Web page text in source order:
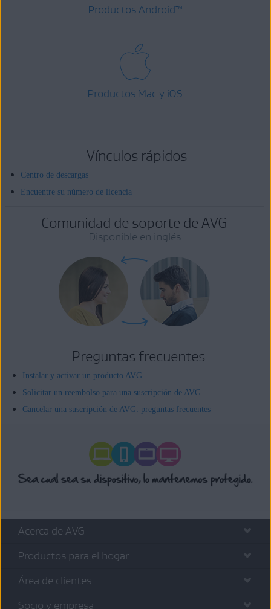
Productos Android™
Productos Mac y iOS
Vínculos rápidos
Centro de descargas
Encuentre su número de licencia
Comunidad de soporte de AVG
Disponible en inglés
Preguntas frecuentes
Instalar y activar un producto AVG
Solicitar un reembolso para una suscripción de AVG
Cancelar una suscripción de AVG: preguntas frecuentes
Acerca de AVG
Productos para el hogar
Área de clientes
Socio y empresa